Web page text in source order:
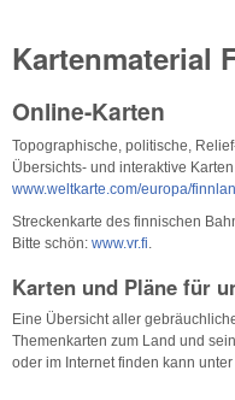
Kartenmaterial
Online-Karten
Topographische, politische,
Übersichts- und interaktive
www.weltkarte.com/europa/
Streckenkarte des finnischen
Bitte schön: www.vr.fi.
Karten und Pläne für
Eine Übersicht aller
Themenkarten zum Land und
oder im Internet finden kann unter